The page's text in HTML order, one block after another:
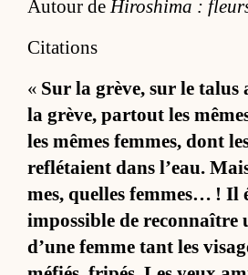
Autour de Hiroshima :
Citations
« Sur la grè­ve, sur le ta­lus
la grè­ve, par­tout les
les mêmes fem­mes, dont
re­flé­taient dans l’eau.
mes, quelles fem­mes… ! Il
im­pos­sible de re­con­naître
d’une femme tant les